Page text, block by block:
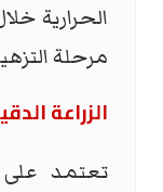
الحرارية
مرحلة
الزراعة
تعتمد على